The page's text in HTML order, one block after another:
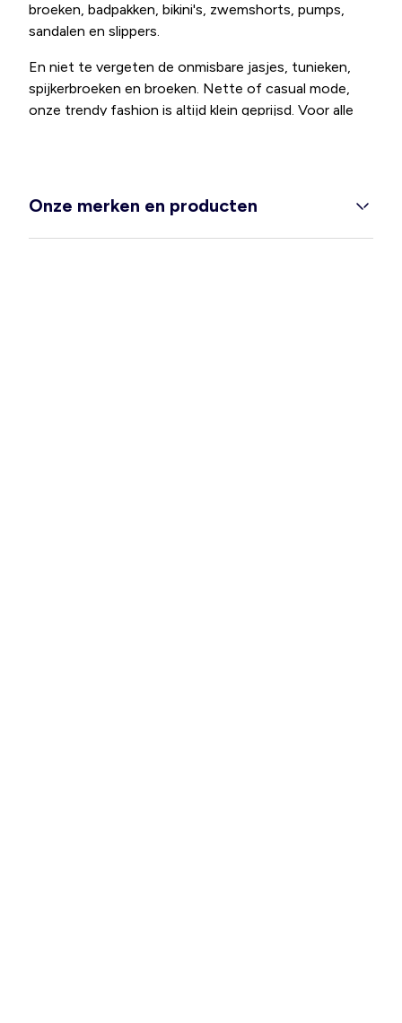
broeken, badpakken, bikini's, zwemshorts, pumps,
sandalen en slippers.
En niet te vergeten de onmisbare jasjes, tunieken,
spijkerbroeken en broeken. Nette of casual mode,
onze trendy fashion is altijd klein geprijsd. Voor alle
onze afdeling grote maten mode voor dames (jurken,
tops, tunieken, lingerie) en heren (t-shirts,
overhemden, kostuums, broeken). Voor al uw
Onze merken en producten